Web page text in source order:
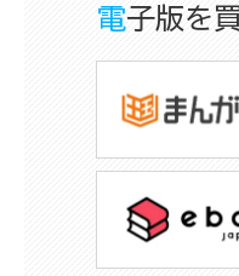
電子版を